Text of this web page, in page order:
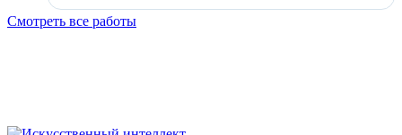
Смотреть все работы